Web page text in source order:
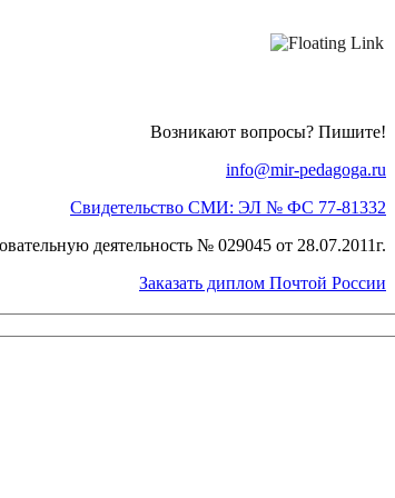
Возникают вопросы? Пишите!
info@mir-pedagoga.ru
Свидетельство СМИ: ЭЛ № ФС 77-81332
деятельность № 029045 от 28.07.2011г.
Заказать диплом Почтой России